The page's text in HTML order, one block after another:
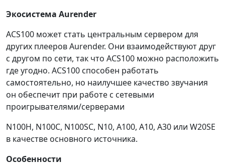
Экосистема Aurender
ACS100 может стать центральным сервером для
других плееров Aurender. Они взаимодействуют друг
с другом по сети, так что ACS100 можно расположить
где угодно. ACS100 способен работать
самостоятельно, но наилучшее качество звучания
он обеспечит при работе с сетевыми
проигрывателями/серверами
N100H, N100C, N100SC, N10, A100, A10, A30 или W20SE
в качестве основного источника.
Особенности